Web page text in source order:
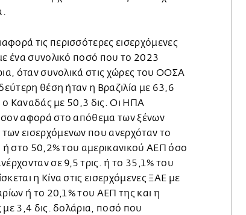
τις περισσότερες εισερχόμενες
ένα συνολικό ποσό που το 2023
όταν συνολικά στις χώρες του ΟΟΣΑ
θέση ήταν η Βραζιλία με 63,6
ο Καναδάς με 50,3 δις. Οι ΗΠΑ
αφορά στο απόθεμα των ξένων
εισερχόμενων που ανερχόταν το
στο 50,2% του αμερικανικού ΑΕΠ όσο
σε 9,5 τρις. ή το 35,1% του
η Κίνα στις εισερχόμενες ΞΑΕ με
ή το 20,1% του ΑΕΠ της και η
με 3,4 δις. δολάρια, ποσό που